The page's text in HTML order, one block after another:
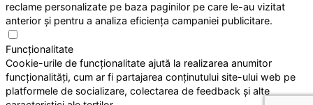
reclame personalizate pe baza paginilor pe care le-au vizitat
anterior și pentru a analiza eficiența campaniei publicitare.
Funcționalitate
Cookie-urile de funcționalitate ajută la realizarea anumitor
funcționalități, cum ar fi partajarea conținutului site-ului web pe
platformele de socializare, colectarea de feedback și alte